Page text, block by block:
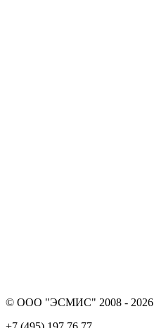
© ООО "ЭСМИС" 2008 - 2026